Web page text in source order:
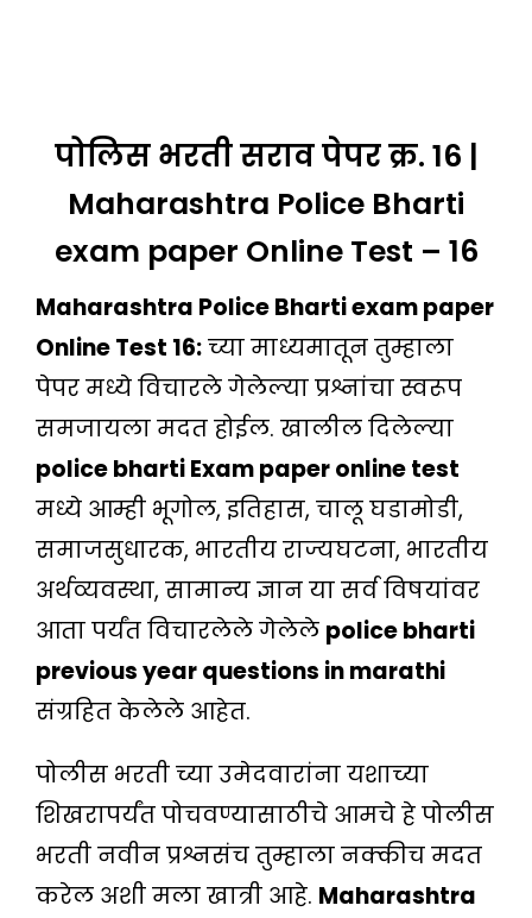
पोलिस भरती सराव पेपर क्र. 16 |
Maharashtra Police Bharti
exam paper Online Test – 16
Maharashtra Police Bharti exam paper
Online Test 16:च्या माध्यमातून तुम्हाला
पेपर मध्ये विचारले गेलेल्या प्रश्नांचा स्वरूप
समजायला मदत होईल. खालील दिलेल्या
police bharti Exam paper online test
मध्ये आम्ही भूगोल, इतिहास, चालू घडामोडी,
समाजसुधारक, भारतीय राज्यघटना, भारतीय
अर्थव्यवस्था, सामान्य ज्ञान या सर्व विषयांवर
आता पर्यंत विचारलेले गेलेले police bharti
previous year questions in marathi
संग्रहित केलेले आहेत.
पोलीस भरती च्या उमेदवारांना यशाच्या
शिखरापर्यंत पोचवण्यासाठीचे आमचे हे पोलीस
भरती नवीन प्रश्नसंच तुम्हाला नक्कीच मदत
करेल अशी मला खात्री आहे. Maharashtra